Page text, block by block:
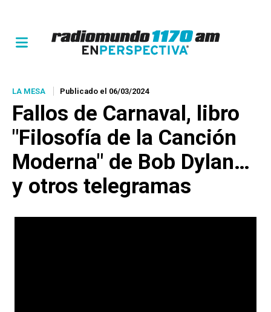
LA MESA Publicado el 06/03/2024
Fallos de Carnaval, libro
"Filosofía de la Canción
Moderna" de Bob Dylan…
y otros telegramas